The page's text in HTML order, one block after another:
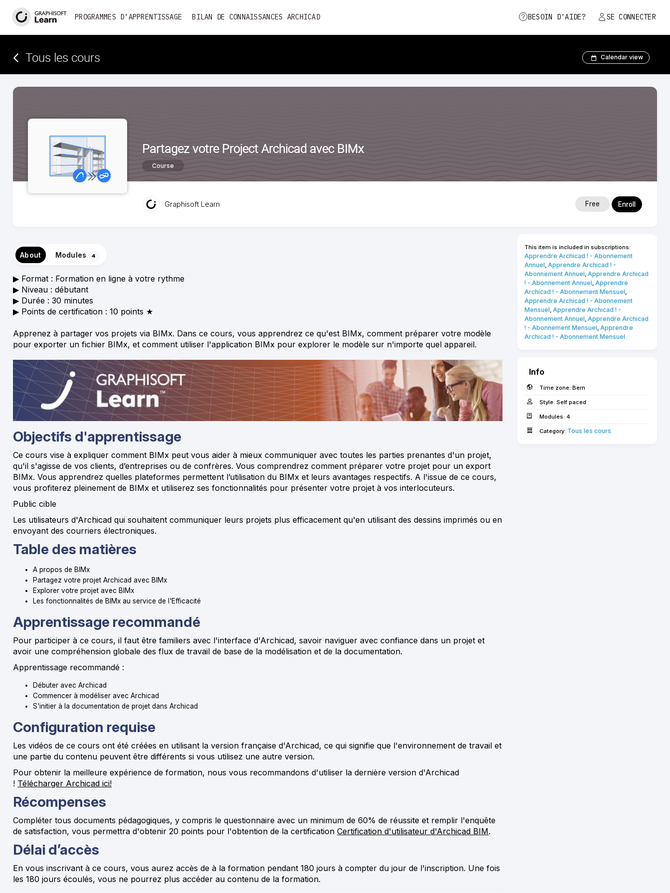
PROGRAMMES D’APPRENTISSAGE BILAN DE CONNAISSANCES ARCHICAD BESOIN D’AIDE? SE CONNECTER
Tous les cours Calendar view
Partagez votre Project Archicad avec BIMx
Course
Graphisoft Learn Free Enroll
About Modules 4
▶ Format : Formation en ligne à votre rythme
▶︎ Niveau : débutant
▶︎ Durée : 30 minutes
▶︎ Points de certification : 10 points ★
Apprenez à partager vos projets via BIMx. Dans ce cours, vous apprendrez ce qu'est BIMx, comment préparer votre modèle
pour exporter un fichier BIMx, et comment utiliser l'application BIMx pour explorer le modèle sur n'importe quel appareil.
Objectifs d'apprentissage
Ce cours vise à expliquer comment BIMx peut vous aider à mieux communiquer avec toutes les parties prenantes d'un projet,
qu'il s'agisse de vos clients, d’entreprises ou de confrères. Vous comprendrez comment préparer votre projet pour un export
BIMx. Vous apprendrez quelles plateformes permettent l’utilisation du BIMx et leurs avantages respectifs. A l'issue de ce cours,
vous profiterez pleinement de BIMx et utiliserez ses fonctionnalités pour présenter votre projet à vos interlocuteurs.
Public cible
Les utilisateurs d'Archicad qui souhaitent communiquer leurs projets plus efficacement qu'en utilisant des dessins imprimés ou en
envoyant des courriers électroniques.
Table des matières
A propos de BIMx
Partagez votre projet Archicad avec BIMx
Explorer votre projet avec BIMx
Les fonctionnalités de BIMx au service de l'Efficacité
Apprentissage recommandé
Pour participer à ce cours, il faut être familiers avec l'interface d'Archicad, savoir naviguer avec confiance dans un projet et
avoir une compréhension globale des flux de travail de base de la modélisation et de la documentation.
Apprentissage recommandé :
Débuter avec Archicad
Commencer à modéliser avec Archicad
S'initier à la documentation de projet dans Archicad
Configuration requise
Les vidéos de ce cours ont été créées en utilisant la version française d'Archicad, ce qui signifie que l'environnement de travail et
une partie du contenu peuvent être différents si vous utilisez une autre version.
Pour obtenir la meilleure expérience de formation, nous vous recommandons d'utiliser la dernière version d'Archicad
! Télécharger Archicad ici!
Récompenses
Compléter tous documents pédagogiques, y compris le questionnaire avec un minimum de 60% de réussite et remplir l'enquête
de satisfaction, vous permettra d'obtenir 20 points pour l'obtention de la certification Certification d'utilisateur d'Archicad BIM.
Délai d’accès
En vous inscrivant à ce cours, vous aurez accès de à la formation pendant 180 jours à compter du jour de l'inscription. Une fois
les 180 jours écoulés, vous ne pourrez plus accéder au contenu de la formation.
This item is included in subscriptions:
Apprendre Archicad ! - Abonnement
Annuel, Apprendre Archicad ! -
Abonnement Annuel, Apprendre Archicad
! - Abonnement Annuel, Apprendre
Archicad ! - Abonnement Mensuel,
Apprendre Archicad ! - Abonnement
Mensuel, Apprendre Archicad ! -
Abonnement Annuel, Apprendre Archicad
! - Abonnement Mensuel, Apprendre
Archicad ! - Abonnement Mensuel
Info
Time zone: Bern
Style: Self paced
Modules: 4
Category: Tous les cours